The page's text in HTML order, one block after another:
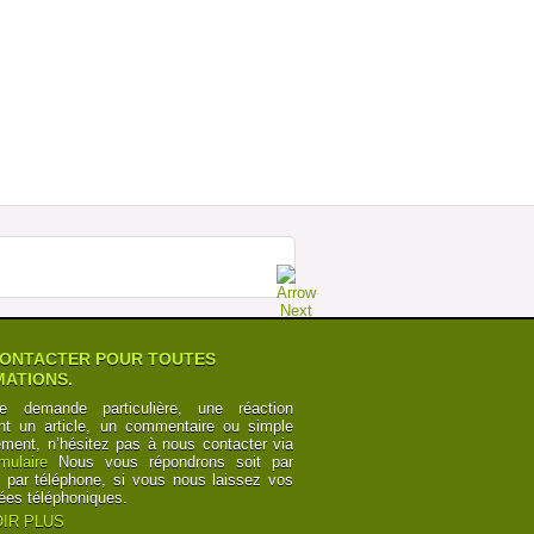
03-06-2014 à 00h21
POUR TOUTES
demande particulière, une réaction
un article, un commentaire ou simple
n’hésitez pas à nous contacter via
Nous vous répondrons soit par
par téléphone, si vous nous laissez vos
téléphoniques.
PLUS